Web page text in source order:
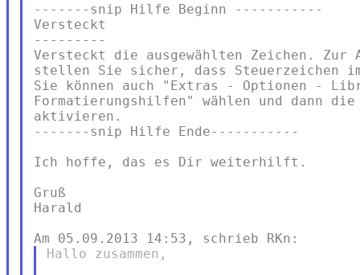
-------snip Hilfe Beginn -----------
Versteckt
---------
Versteckt die ausgewählten Zeichen. Zur
stellen Sie sicher, dass Steuerzeichen
Sie können auch "Extras - Optionen -
Formatierungshilfen" wählen und dann
aktivieren.
-------snip Hilfe Ende-----------
Ich hoffe, das es Dir weiterhilft.
Gruß
Harald
Hallo zusammen,